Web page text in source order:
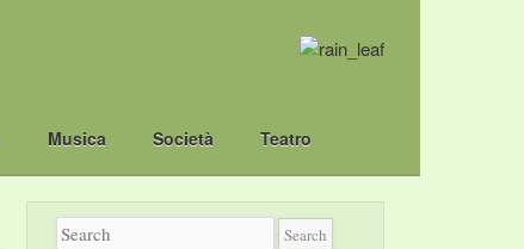
Musica Società Teatro